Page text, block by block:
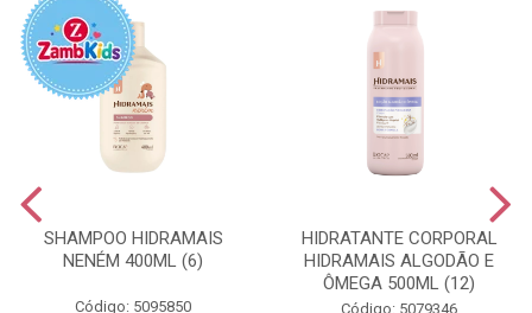
SHAMPOO HIDRAMAIS
NENÉM 400ML (6)
Código: 5095850
HIDRATANTE CORPORAL
HIDRAMAIS ALGODÃO E
ÔMEGA 500ML (12)
Código: 5079346